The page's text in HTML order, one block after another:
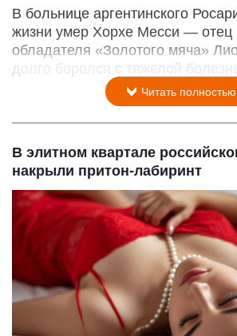
В больнице аргентинского
жизни умер Хорхе Месси — отец
обладателя «Золотого мяча»
долго боролся с тяжелой
Читать полностью
В элитном квартале
накрыли притон-лабиринт